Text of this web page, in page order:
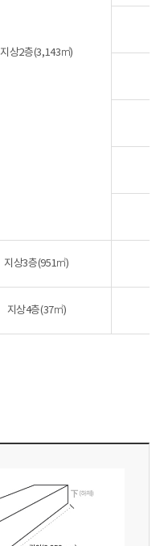
지상2층(3,143㎡)
지상3층(951㎡)
지상4층(37㎡)